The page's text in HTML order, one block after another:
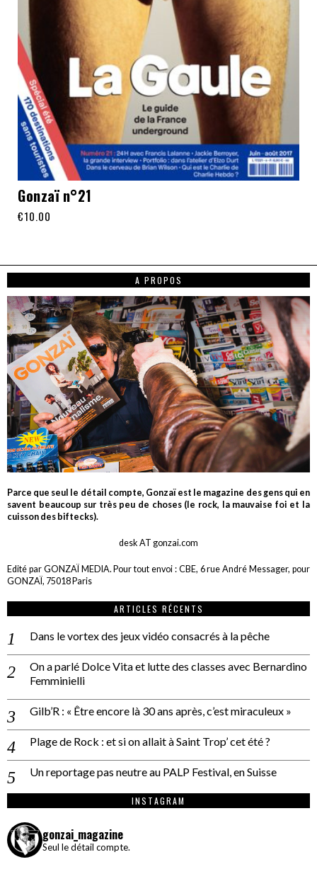
Gonzaï n°21
€10.00
A PROPOS
Parce que seul le détail compte, Gonzaï est le magazine des gens qui en
savent beaucoup sur très peu de choses (le rock, la mauvaise foi et la
cuisson des biftecks).
desk AT gonzai.com
Edité par GONZAÏ MEDIA. Pour tout envoi : CBE, 6 rue André Messager, pour
GONZAÏ, 75018 Paris
ARTICLES RÉCENTS
Dans le vortex des jeux vidéo consacrés à la pêche
On a parlé Dolce Vita et lutte des classes avec Bernardino
Femminielli
Gilb’R : « Être encore là 30 ans après, c’est miraculeux »
Plage de Rock : et si on allait à Saint Trop’ cet été ?
Un reportage pas neutre au PALP Festival, en Suisse
INSTAGRAM
gonzai_magazine
Seul le détail compte.